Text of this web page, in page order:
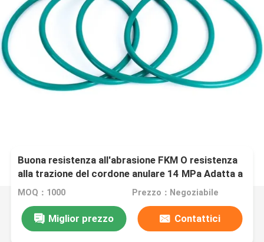
Buona resistenza all'abrasione FKM O resistenza
alla trazione del cordone anulare 14 MPa Adatta a
ambienti difficili e resistenza chimica
MOQ：1000 Prezzo：Negoziabile
Miglior prezzo Contattici